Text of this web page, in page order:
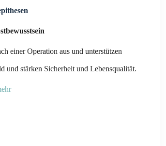
einer Operation aus und unterstützen
und stärken Sicherheit und Lebensqualität.